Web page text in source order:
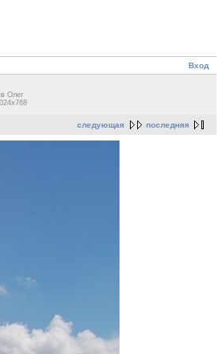
Вход
Олег
следующая последняя